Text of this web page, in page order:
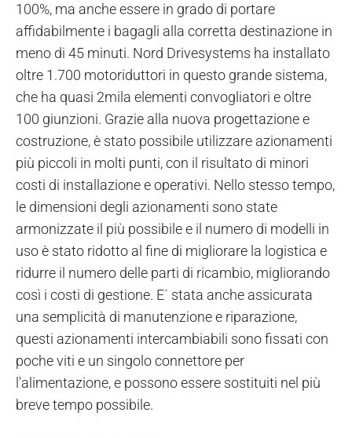
100%, ma anche essere in grado di portare
affidabilmente i bagagli alla corretta destinazione in
meno di 45 minuti. Nord Drivesystems ha installato
oltre 1.700 motoriduttori in questo grande sistema,
che ha quasi 2mila elementi convogliatori e oltre
100 giunzioni. Grazie alla nuova progettazione e
costruzione, è stato possibile utilizzare azionamenti
più piccoli in molti punti, con il risultato di minori
costi di installazione e operativi. Nello stesso tempo,
le dimensioni degli azionamenti sono state
armonizzate il più possibile e il numero di modelli in
uso è stato ridotto al fine di migliorare la logistica e
ridurre il numero delle parti di ricambio, migliorando
così i costi di gestione. E´ stata anche assicurata
una semplicità di manutenzione e riparazione,
questi azionamenti intercambiabili sono fissati con
poche viti e un singolo connettore per
l'alimentazione, e possono essere sostituiti nel più
breve tempo possibile.